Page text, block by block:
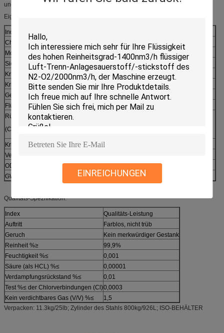
EINREICHUNGEN
und in anderen Kühl-systemen.
Eigenschaften:
Index
Chemische Formel
R-32/ R-125
Molekulargewicht
g/mol
72,58
Siedepunkt
℃
-51,53
Kritische Temperatur
℃
72,13
Kritischer Druck
MPa
4,93
Gesättigte flüssige Dichte (25℃)
g/cm3
1,062
Flüssige spezifische Wärme (25℃)
KJ (Kilogramm·℃)
Rüsten Sie Druckspezifische wärme aus
(Cp) (25℃) 101.3kPa
Kritische Dichte
Verdampfungshitze an Siedepunkt
ODP
GWP
Qualitäts-Spezifikation:
Index
Qualitäts-Leistung
Auftritt
Farblos, nicht trüb
Geruch
Kein merkwürdiger Gestank
Reinheit %≥
99,9%
Feuchtigkeit %≤
0,001
Säure (als HCL) %≤
0,00001
Verdampfungsrückstand %≤
0,01
Test %≤ der Chlorverbindungen (Cl)0,0003
Kein verdichtbares Gas (V/V) %≤
1,5
Verpacken: 11.3kg/25lb; Zylinder des Stahls 800kg/926L; ISO-BEHÄLTER